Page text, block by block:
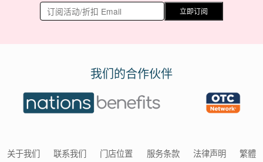
立即订阅
我们的合作伙伴
关于我们 联系我们 门店位置 服务条款 法律声明 繁體